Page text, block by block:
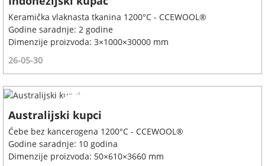
Keramička vlaknasta tkanina 1200°C - CCEWOOL®
Godine saradnje: 2 godine
Dimenzije proizvoda: 3×1000×30000 mm
26-05-30
Australijski kupci
Ćebe bez kancerogena 1200°C - CCEWOOL®
Godine saradnje: 10 godina
Dimenzije proizvoda: 50×610×3660 mm